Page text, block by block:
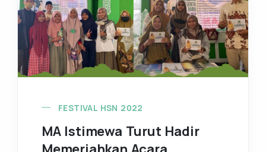
FESTIVAL HSN 2022
MA Istimewa Turut Hadir